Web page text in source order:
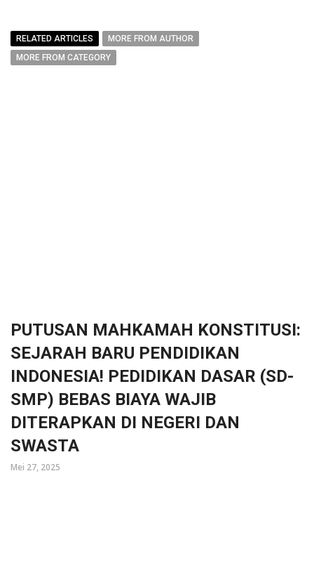
RELATED ARTICLES
MORE FROM AUTHOR
MORE FROM CATEGORY
PUTUSAN MAHKAMAH KONSTITUSI:
SEJARAH BARU PENDIDIKAN
INDONESIA! PEDIDIKAN DASAR (SD-
SMP) BEBAS BIAYA WAJIB
DITERAPKAN DI NEGERI DAN
SWASTA
Mei 27, 2025